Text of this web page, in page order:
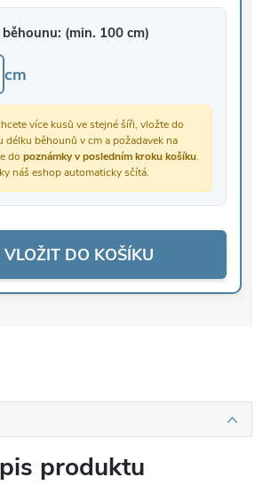
(min. 100 cm)
cm
více kusů ve stejné šíři, vložte do
délku běhounů v cm a požadavek na
do poznámky v posledním kroku košíku.
náš eshop automaticky sčítá.
VLOŽIT DO KOŠÍKU
produktu